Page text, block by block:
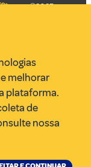
©2025
melhorar
plataforma.
de
nossa